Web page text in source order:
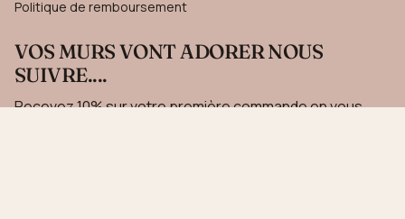
Politique de remboursement
VOS MURS VONT ADORER NOUS
SUIVRE....
Recevez 10% sur votre première commande en vous